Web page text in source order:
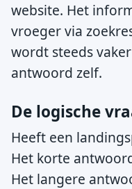
website. Het
vroeger via
wordt steeds
antwoord zelf.
De logische
Heeft een
Het korte
Het langere